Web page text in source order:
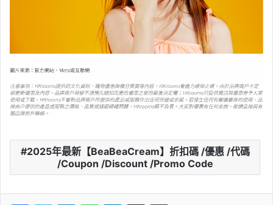
2025年最新【BeaBeaCream】折扣碼 /優惠 /代碼
/Coupon /Discount /Promo Code